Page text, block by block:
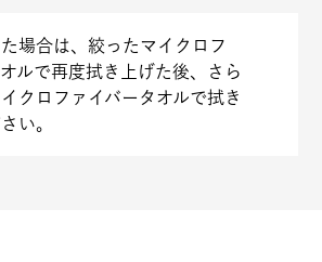
場合は、絞ったマイクロフ
ルで再度拭き上げた後、さら
クロファイバータオルで拭き
い。